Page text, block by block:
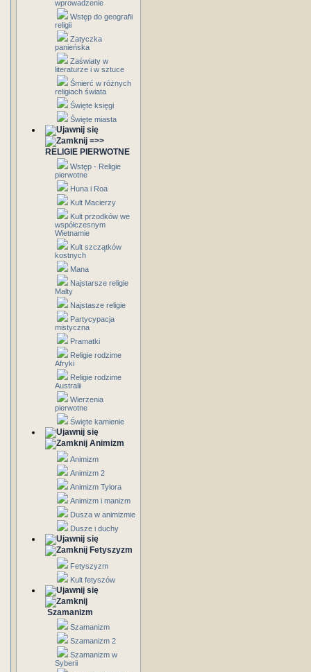
wprowadzenie
Wstęp do geografii
religii
Zatyczka
panieńska
Zaświaty w
literaturze i w sztuce
Śmierć w różnych
religiach świata
Święte księgi
Święte miasta
=>>
RELIGIE PIERWOTNE
Wstęp - Religie
pierwotne
Huna i Roa
Kult Macierzy
Kult przodków we
współczesnym
Wietnamie
Kult szczątków
kostnych
Mana
Najstarsze religie
Malty
Najstasze religie
Partycypacja
mistyczna
Pramatki
Religie rodzime
Afryki
Religie rodzime
Australii
Wierzenia
pierwotne
Święte kamienie
Animizm
Animizm
Animizm 2
Animizm Tylora
Animizm i manizm
Dusza w animizmie
Dusze i duchy
Fetyszyzm
Fetyszyzm
Kult fetyszów
Szamanizm
Szamanizm
Szamanizm 2
Szamanizm w
Syberii